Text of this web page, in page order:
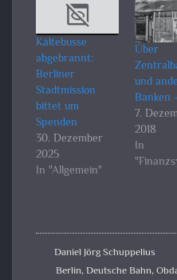
Kältebusse
abgebrannt:
Berliner
Stadtmission
bittet um
Spenden
30. Dezember
2025
In "Allgemein"
Über
und
Banken
7.
2018
In
Daniel Jörg Schuppelius
Berlin,Deutsche Bahn,